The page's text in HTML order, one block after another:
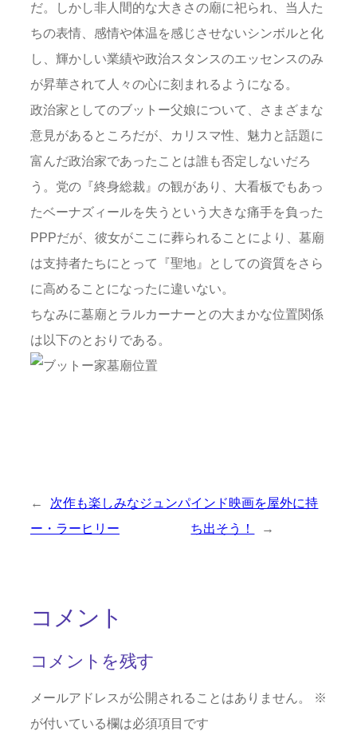
だ。しかし非人間的な大きさの廟に祀られ、当人た
ちの表情、感情や体温を感じさせないシンボルと化
し、輝かしい業績や政治スタンスのエッセンスのみ
が昇華されて人々の心に刻まれるようになる。
政治家としてのブットー父娘について、さまざまな
意見があるところだが、カリスマ性、魅力と話題に
富んだ政治家であったことは誰も否定しないだろ
う。党の『終身総裁』の観があり、大看板でもあっ
たベーナズィールを失うという大きな痛手を負った
PPPだが、彼女がここに葬られることにより、墓廟
は支持者たちにとって『聖地』としての資質をさら
に高めることになったに違いない。
ちなみに墓廟とラルカーナーとの大まかな位置関係
は以下のとおりである。
←
次作も楽しみなジュンパ
ー・ラーヒリー
インド映画を屋外に持
ち出そう！
→
コメント
コメントを残す
メールアドレスが公開されることはありません。
※
が付いている欄は必須項目です